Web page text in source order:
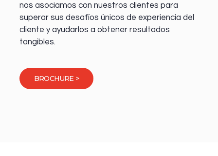
nos asociamos con nuestros clientes para
superar sus desafíos únicos de experiencia del
cliente y ayudarlos a obtener resultados
tangibles.
BROCHURE >